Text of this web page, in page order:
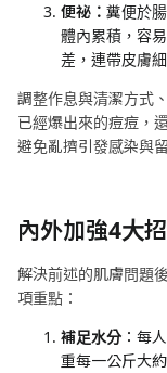
便祕： 糞便於
體內累積，容
差，連帶皮膚
調整作息與清潔方式
已經爆出來的痘痘，
避免亂擠引發感染與
內外加強4大
解決前述的肌膚問題
項重點：
補足水分 ：每
重每一公斤大